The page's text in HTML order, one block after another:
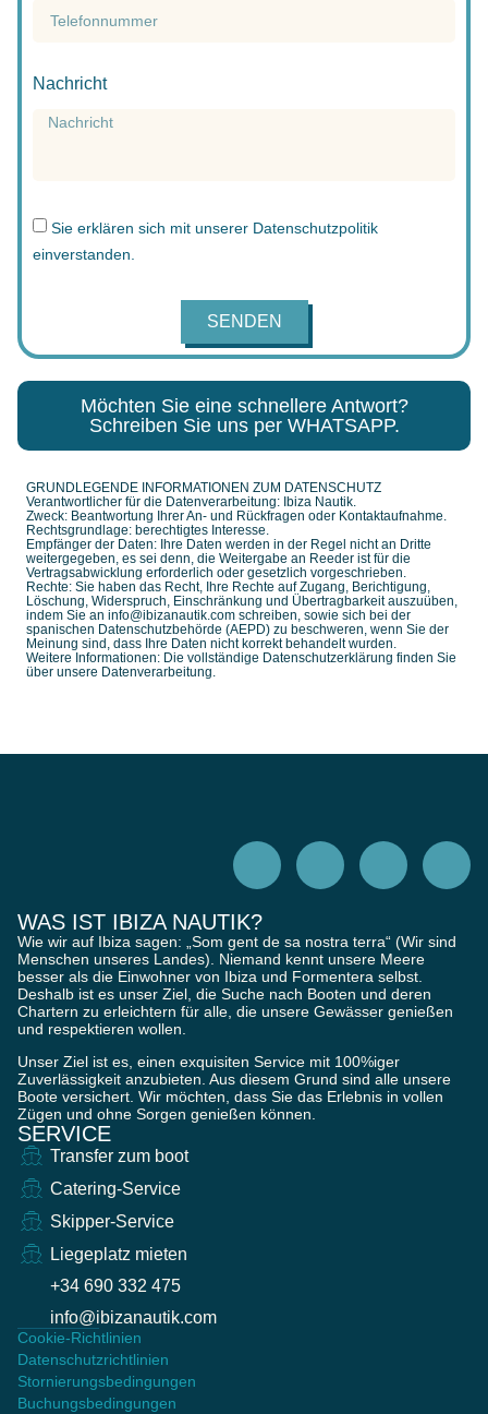
Nachricht
Sie erklären sich mit unserer Datenschutzpolitik
einverstanden.
SENDEN
Möchten Sie eine schnellere Antwort?
Schreiben Sie uns per WHATSAPP.
GRUNDLEGENDE INFORMATIONEN ZUM DATENSCHUTZ
Verantwortlicher für die Datenverarbeitung: Ibiza Nautik.
Zweck: Beantwortung Ihrer An- und Rückfragen oder Kontaktaufnahme.
Rechtsgrundlage: berechtigtes Interesse.
Empfänger der Daten: Ihre Daten werden in der Regel nicht an Dritte
weitergegeben, es sei denn, die Weitergabe an Reeder ist für die
Vertragsabwicklung erforderlich oder gesetzlich vorgeschrieben.
Rechte: Sie haben das Recht, Ihre Rechte auf Zugang, Berichtigung,
Löschung, Widerspruch, Einschränkung und Übertragbarkeit auszuüben,
indem Sie an info@ibizanautik.com schreiben, sowie sich bei der
spanischen Datenschutzbehörde (AEPD) zu beschweren, wenn Sie der
Meinung sind, dass Ihre Daten nicht korrekt behandelt wurden.
Weitere Informationen: Die vollständige Datenschutzerklärung finden Sie
über unsere Datenverarbeitung.
WAS IST IBIZA NAUTIK?
Wie wir auf Ibiza sagen: „Som gent de sa nostra terra“ (Wir sind
Menschen unseres Landes). Niemand kennt unsere Meere
besser als die Einwohner von Ibiza und Formentera selbst.
Deshalb ist es unser Ziel, die Suche nach Booten und deren
Chartern zu erleichtern für alle, die unsere Gewässer genießen
und respektieren wollen.
Unser Ziel ist es, einen exquisiten Service mit 100%iger
Zuverlässigkeit anzubieten. Aus diesem Grund sind alle unsere
Boote versichert. Wir möchten, dass Sie das Erlebnis in vollen
Zügen und ohne Sorgen genießen können.
SERVICE
Transfer zum boot
Catering-Service
Skipper-Service
Liegeplatz mieten
+34 690 332 475
info@ibizanautik.com
Cookie-Richtlinien
Datenschutzrichtlinien
Stornierungsbedingungen
Buchungsbedingungen